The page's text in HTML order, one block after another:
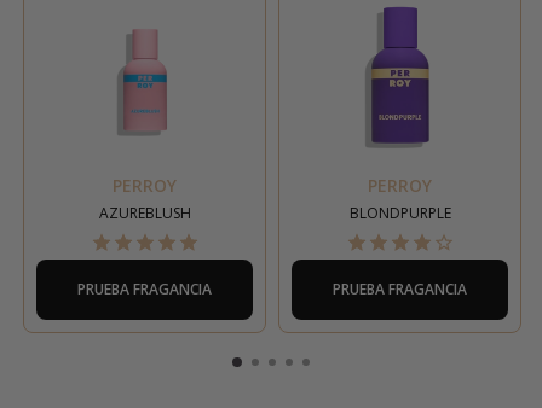
PERROY
AZUREBLUSH
PRUEBA FRAGANCIA
PERROY
BLONDPURPLE
PRUEBA FRAGANCIA